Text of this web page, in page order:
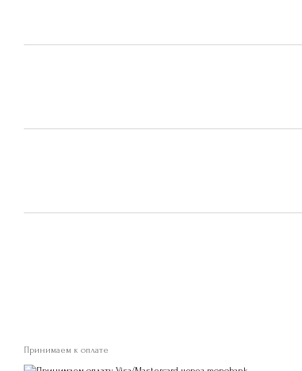
Принимаем к оплате